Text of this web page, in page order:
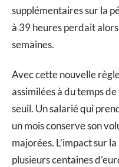
supplémentaires sur la
à 39 heures perdait
semaines.
Avec cette nouvelle
assimilées à du temps
seuil. Un salarié qui
un mois conserve son
majorées. L’impact sur
plusieurs centaines